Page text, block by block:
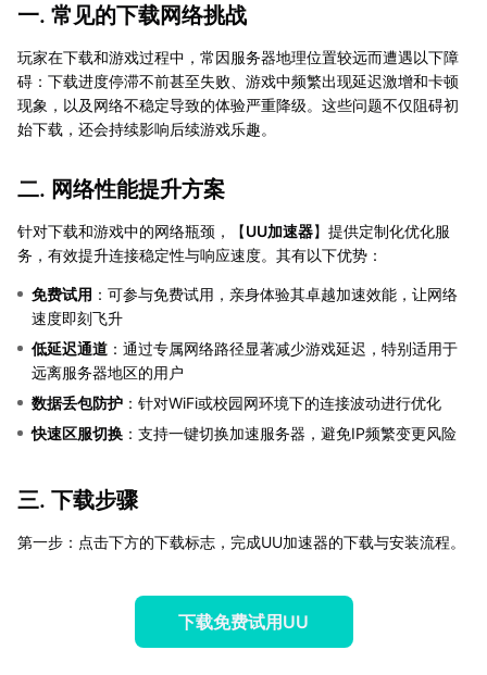
一. 常见的下载网络挑战
玩家在下载和游戏过程中，常因服务器地理位置较远而遭遇以下障
碍：下载进度停滞不前甚至失败、游戏中频繁出现延迟激增和卡顿
现象，以及网络不稳定导致的体验严重降级。这些问题不仅阻碍初
始下载，还会持续影响后续游戏乐趣。
二. 网络性能提升方案
针对下载和游戏中的网络瓶颈，【UU加速器】提供定制化优化服
务，有效提升连接稳定性与响应速度。其有以下优势：
免费试用 ：可参与免费试用，亲身体验其卓越加速效能，让网络
速度即刻飞升
低延迟通道 ：通过专属网络路径显著减少游戏延迟，特别适用于
远离服务器地区的用户
数据丢包防护 ：针对WiFi或校园网环境下的连接波动进行优化
快速区服切换 ：支持一键切换加速服务器，避免IP频繁变更风险
三. 下载步骤
第一步：点击下方的下载标志，完成UU加速器的下载与安装流程。
下载免费试用UU